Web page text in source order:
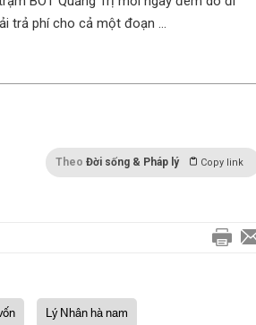
trả phí cho cả một đoạn ...
Theo Đời sống & Pháp lý Copy link
Lý Nhân hà nam